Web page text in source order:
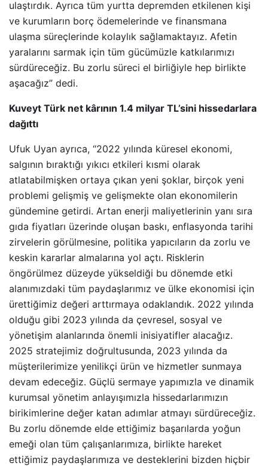
ulaştırdık. Ayrıca tüm yurtta depremden etkilenen kişi
ve kurumların borç ödemelerinde ve finansmana
ulaşma süreçlerinde kolaylık sağlamaktayız. Afetin
yaralarını sarmak için tüm gücümüzle katkılarımızı
sürdüreceğiz. Bu zorlu süreci el birliğiyle hep birlikte
aşacağız” dedi.
Kuveyt Türk net kârının 1.4 milyar TL’sini hissedarlara
dağıttı
Ufuk Uyan ayrıca, “2022 yılında küresel ekonomi,
salgının bıraktığı yıkıcı etkileri kısmi olarak
atlatabilmişken ortaya çıkan yeni şoklar, birçok yeni
problemi gelişmiş ve gelişmekte olan ekonomilerin
gündemine getirdi. Artan enerji maliyetlerinin yanı sıra
gıda fiyatları üzerinde oluşan baskı, enflasyonda tarihi
zirvelerin görülmesine, politika yapıcıların da zorlu ve
keskin kararlar almalarına yol açtı. Risklerin
öngörülmez düzeyde yükseldiği bu dönemde etki
alanımızdaki tüm paydaşlarımız ve ülke ekonomisi için
ürettiğimiz değeri arttırmaya odaklandık. 2022 yılında
olduğu gibi 2023 yılında da çevresel, sosyal ve
yönetişim alanlarında önemli inisiyatifler alacağız.
2025 stratejimiz doğrultusunda, 2023 yılında da
müşterilerimize yenilikçi ürün ve hizmetler sunmaya
devam edeceğiz. Güçlü sermaye yapımızla ve dinamik
kurumsal yönetim anlayışımızla hissedarlarımızın
birikimlerine değer katan adımlar atmayı sürdüreceğiz.
Bu zorlu dönemde elde ettiğimiz başarılarda yoğun
emeği olan tüm çalışanlarımıza, birlikte hareket
ettiğimiz paydaşlarımıza ve desteklerini bizden hiçbir